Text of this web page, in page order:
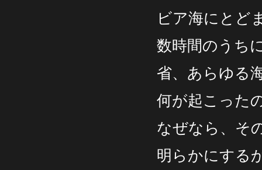
ビア海にとど
数時間のうち
省、あらゆる
何が起こった
なぜなら、そ
明らかにする